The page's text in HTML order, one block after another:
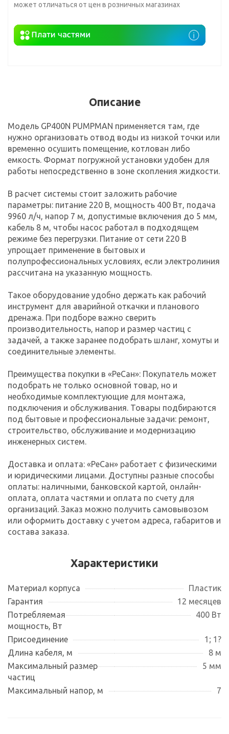
может отличаться от цен в розничных магазинах
Описание
Модель GP400N PUMPMAN применяется там, где
нужно организовать отвод воды из низкой точки или
временно осушить помещение, котлован либо
емкость. Формат погружной установки удобен для
работы непосредственно в зоне скопления жидкости.
В расчет системы стоит заложить рабочие
параметры: питание 220 В, мощность 400 Вт, подача
9960 л/ч, напор 7 м, допустимые включения до 5 мм,
кабель 8 м, чтобы насос работал в подходящем
режиме без перегрузки. Питание от сети 220 В
упрощает применение в бытовых и
полупрофессиональных условиях, если электролиния
рассчитана на указанную мощность.
Такое оборудование удобно держать как рабочий
инструмент для аварийной откачки и планового
дренажа. При подборе важно сверить
производительность, напор и размер частиц с
задачей, а также заранее подобрать шланг, хомуты и
соединительные элементы.
Преимущества покупки в «РеСан»: Покупатель может
подобрать не только основной товар, но и
необходимые комплектующие для монтажа,
подключения и обслуживания. Товары подбираются
под бытовые и профессиональные задачи: ремонт,
строительство, обслуживание и модернизацию
инженерных систем.
Доставка и оплата: «РеСан» работает с физическими
и юридическими лицами. Доступны разные способы
оплаты: наличными, банковской картой, онлайн-
оплата, оплата частями и оплата по счету для
организаций. Заказ можно получить самовывозом
или оформить доставку с учетом адреса, габаритов и
состава заказа.
Характеристики
Материал корпуса
Пластик
Гарантия
12 месяцев
Потребляемая
мощность, Вт
400 Вт
Присоединение
1; 1?
Длина кабеля, м
8 м
Максимальный размер
частиц
5 мм
Максимальный напор, м 7